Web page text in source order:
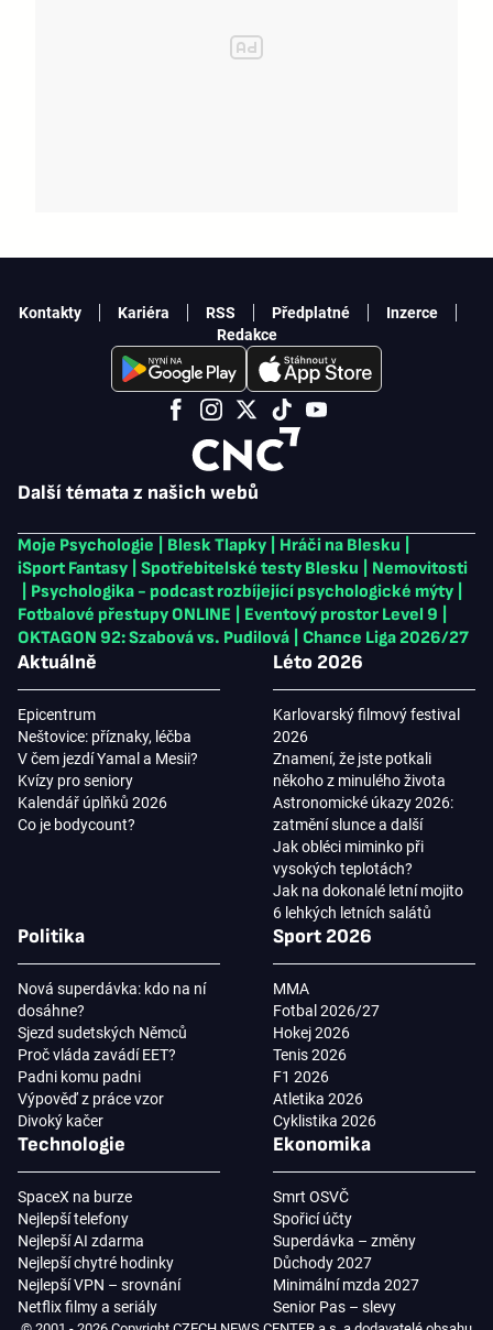
Další témata z našich webů
Moje Psychologie Blesk Tlapky Hráči na Blesku
iSport Fantasy
Spotřebitelské testy Blesku
Nemovitosti
Psychologika - podcast rozbíjející psychologické mýty
Fotbalové přestupy ONLINE
Eventový prostor Level 9
OKTAGON 92: Szabová vs. Pudilová
Chance Liga 2026/27
Aktuálně
Epicentrum
Neštovice: příznaky, léčba
V čem jezdí Yamal a Mesii?
Kvízy pro seniory
Kalendář úplňků 2026
Co je bodycount?
Léto 2026
Karlovarský filmový festival
2026
Znamení, že jste potkali
někoho z minulého života
Astronomické úkazy 2026:
zatmění slunce a další
Jak obléci miminko při
vysokých teplotách?
Jak na dokonalé letní mojito
6 lehkých letních salátů
Politika
Nová superdávka: kdo na ní
dosáhne?
Sjezd sudetských Němců
Proč vláda zavádí EET?
Padni komu padni
Výpověď z práce vzor
Divoký kačer
Sport 2026
MMA
Fotbal 2026/27
Hokej 2026
Tenis 2026
F1 2026
Atletika 2026
Cyklistika 2026
Technologie
SpaceX na burze
Nejlepší telefony
Nejlepší AI zdarma
Nejlepší chytré hodinky
Nejlepší VPN – srovnání
Netflix filmy a seriály
Ekonomika
Smrt OSVČ
Spořicí účty
Superdávka – změny
Důchody 2027
Minimální mzda 2027
Senior Pas – slevy
Kontakty Kariéra RSS Předplatné
Inzerce
Redakce